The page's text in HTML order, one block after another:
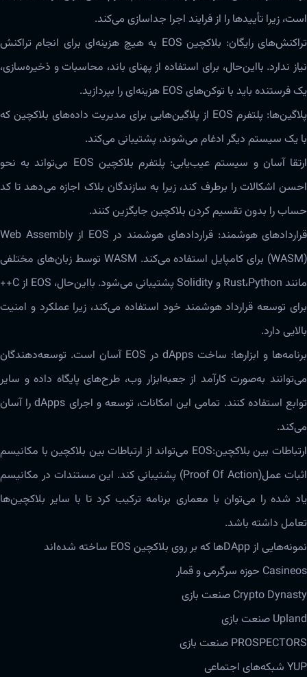
است، زیرا تأیید‌ها را از فرایند اجرا جداسازی‌ می‌کند.
تراکنش‌های رایگان: ‌‌‌‌‌بلاکچین EOS به هیچ هزینه‌‌‌ای برای انجام تراکنش
نیاز ندارد. بااین‌حال، برای استفاده از پهنای باند، محاسبات و ذخیره‌سازی،
یک فرستنده باید با توکن‌های EOS هزینه‌‌‌ای را بپردازید.
پلاگین‌ها: پلتفرم EOS از پلاگین‌هایی برای مدیریت داده‌های بلاکچین که
با یک سیستم دیگر ادغام‌ می‌شوند، پشتیبانی‌ می‌کند.
ارتقا آسان و سیستم عیب‌یابی: پلتفرم بلاکچین EOS می‌تواند به نحو
احسن اشکالات را برطرف کند، زیرا به سازندگان بلاک اجازه‌ می‌دهد تا کد
حساب را بدون تقسیم کردن بلاکچین جایگزین کنند.
قراردادهای هوشمند: قراردادهای هوشمند در EOS از Web Assembly
(WASM) برای کامپایل استفاده‌ می‌کند. WASM توسط زبان‌های مختلفی
مانند Rust،Python و Solidity پشتیبانی‌ می‌شود. بااین‌حال، EOS از C++
برای توسعه قرارداد هوشمند خود استفاده‌ می‌کند، زیرا عملکرد و امنیت
بالایی دارد.
برنامه‌ها و ابزارها: ساخت dApps در EOS آسان است. توسعه‌دهندگان
می‌توانند به‌صورت کارآمد از جعبه‌ابزار وب، طرح‌های پایگاه داده و سایر
توابع استفاده کنند. تمامی این امکانات، توسعه و اجرای dApps را آسان‌
می‌کند.
ارتباطات بین بلاکچین:EOS‌ می‌تواند از ارتباطات بین بلاکچین با مکانیسم
اثبات عمل(Proof Of Action) پشتیبانی کند. این مستندات در مکانیسم
یاد شده را‌ می‌توان با معماری برنامه ترکیب کرد تا با سایر بلاکچین‌ها
تعامل داشته باشد.
نمونه‌هایی از DApp‌ها که بر‌‌ روی بلاکچین EOS ساخته شده‌اند
Casineos حوزه‌ سرگرمی و قمار
Crypto Dynasty صنعت بازی
Upland صنعت بازی
PROSPECTORS صنعت بازی
YUP شبکه‌‌های اجتماعی